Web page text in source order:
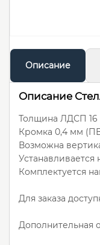
Описание
Описание
Толщина ЛДСП
Кромка 0,4 мм
Возможна
Устанавливается
Комплектуется
Для заказа
Дополнительная